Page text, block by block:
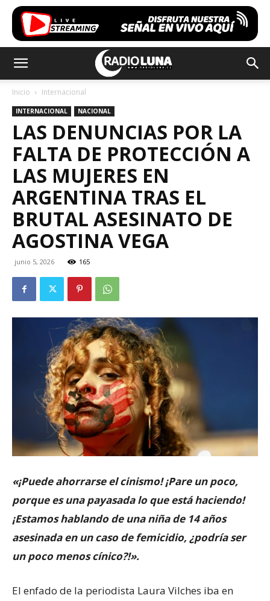
Inicio Internacional
INTERNACIONAL NACIONAL
LAS DENUNCIAS POR LA
FALTA DE PROTECCIÓN A
LAS MUJERES EN
ARGENTINA TRAS EL
BRUTAL ASESINATO DE
AGOSTINA VEGA
junio 5, 2026 165
«¡Puede ahorrarse el cinismo! ¡Pare un poco,
porque es una payasada lo que está haciendo!
¡Estamos hablando de una niña de 14 años
asesinada en un caso de femicidio, ¿podría ser
un poco menos cínico?!».
El enfado de la periodista Laura Vilches iba en